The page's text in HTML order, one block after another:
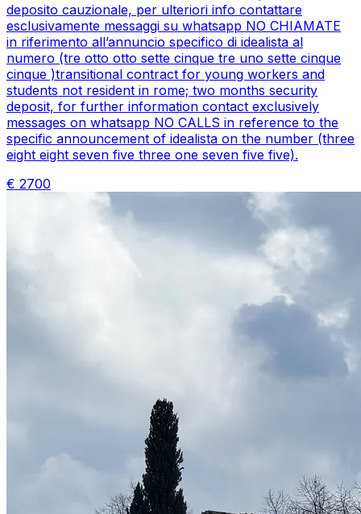
deposito cauzionale, per ulteriori info contattare
esclusivamente messaggi su whatsapp NO CHIAMATE
in riferimento all’annuncio specifico di idealista al
numero (tre otto otto sette cinque tre uno sette cinque
cinque )transitional contract for young workers and
students not resident in rome; two months security
deposit, for further information contact exclusively
messages on whatsapp NO CALLS in reference to the
specific announcement of idealista on the number (three
eight eight seven five three one seven five five).
€ 2700